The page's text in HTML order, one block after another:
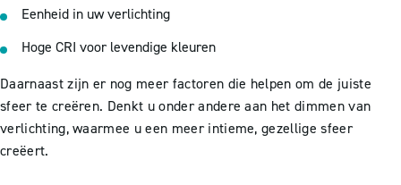
Eenheid in uw verlichting
Hoge CRI voor levendige kleuren
Daarnaast zijn er nog meer factoren die helpen om de juiste
sfeer te creëren. Denkt u onder andere aan het dimmen van
verlichting, waarmee u een meer intieme, gezellige sfeer
creëert.